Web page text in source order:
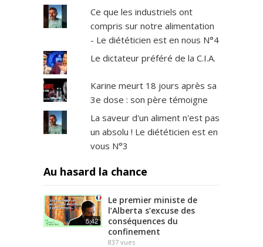
Ce que les industriels ont
compris sur notre alimentation
- Le diététicien est en nous N°4
Le dictateur préféré de la C.I.A.
Karine meurt 18 jours après sa
3e dose : son père témoigne
La saveur d'un aliment n'est pas
un absolu ! Le diététicien est en
vous N°3
Au hasard la chance
5:42
Le premier ministe de
l’Alberta s’excuse des
conséquences du
confinement
837 vues